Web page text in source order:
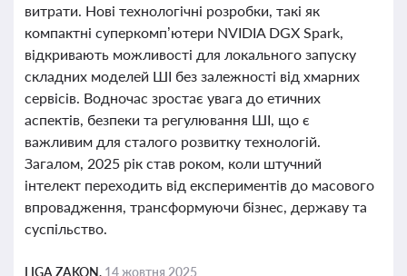
витрати. Нові технологічні розробки, такі як
компактні суперкомп’ютери NVIDIA DGX Spark,
відкривають можливості для локального запуску
складних моделей ШІ без залежності від хмарних
сервісів. Водночас зростає увага до етичних
аспектів, безпеки та регулювання ШІ, що є
важливим для сталого розвитку технологій.
Загалом, 2025 рік став роком, коли штучний
інтелект переходить від експериментів до масового
впровадження, трансформуючи бізнес, державу та
суспільство.
LIGA ZAKON, 14 жовтня 2025